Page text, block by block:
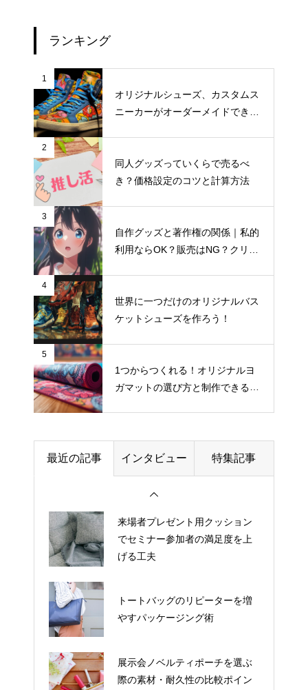
ランキング
1
オリジナルシューズ、カスタムス
ニーカーがオーダーメイドできる
2
同人グッズっていくらで売るべ
き？価格設定のコツと計算方法
3
自作グッズと著作権の関係｜私的
利用ならOK？販売はNG？クリエ
4
世界に一つだけのオリジナルバス
ケットシューズを作ろう！
5
1つからつくれる！オリジナルヨ
ガマットの選び方と制作できるお
最近の記事 インタビュー 特集記事
ランチバッグの入稿データ、解
BtoB向けノベルティとBtoC向け
【アイデア集】スマホケースが
説
ラゲッジタグのリピーターを増
やすパッケージング術
来場者プレゼント用クッション
でセミナー参加者の満足度を上
げる工夫
トートバッグのリピーターを増
やすパッケージング術
展示会ノベルティポーチを選ぶ
際の素材・耐久性の比較ポイン